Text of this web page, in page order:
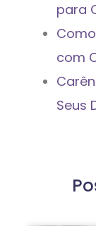
para
com
Seus